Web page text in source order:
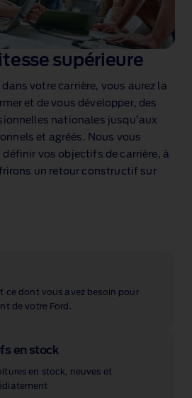
supérieure
dans votre carrière, vous aurez la
et de vous développer, des
nationales jusqu’aux
et agréés. Nous vous
vos objectifs de carrière, à
un retour constructif sur
ce dont vous avez besoin pour
de votre Ford.
en stock
en stock, neuves et